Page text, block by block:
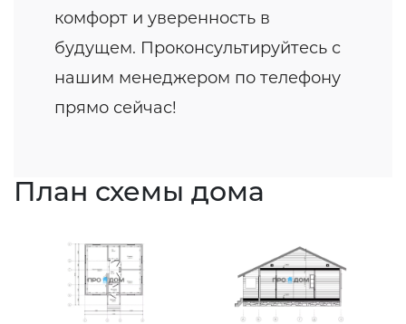
комфорт и уверенность в
будущем. Проконсультируйтесь с
нашим менеджером по телефону
прямо сейчас!
План схемы дома